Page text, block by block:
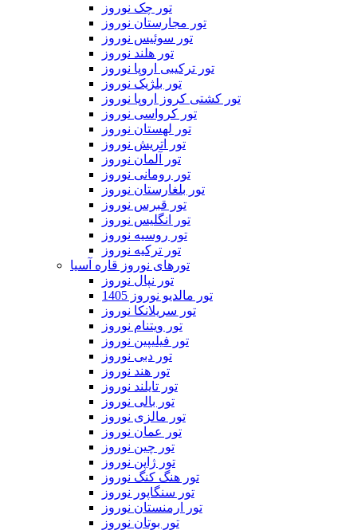
تور چک نوروز
تور مجارستان نوروز
تور سوئیس نوروز
تور هلند نوروز
تور ترکیبی اروپا نوروز
تور بلژیک نوروز
تور کشتی کروز اروپا نوروز
تور کرواسی نوروز
تور لهستان نوروز
تور اتریش نوروز
تور آلمان نوروز
تور رومانی نوروز
تور بلغارستان نوروز
تور قبرس نوروز
تور انگلیس نوروز
تور روسیه نوروز
تور ترکیه نوروز
تورهای نوروز قاره آسیا
تور نپال نوروز
تور مالدیو نوروز 1405
تور سریلانکا نوروز
تور ویتنام نوروز
تور فیلیپین نوروز
تور دبی نوروز
تور هند نوروز
تور تایلند نوروز
تور بالی نوروز
تور مالزی نوروز
تور عمان نوروز
تور چین نوروز
تور ژاپن نوروز
تور هنگ کنگ نوروز
تور سنگاپور نوروز
تور ارمنستان نوروز
تور بوتان نوروز